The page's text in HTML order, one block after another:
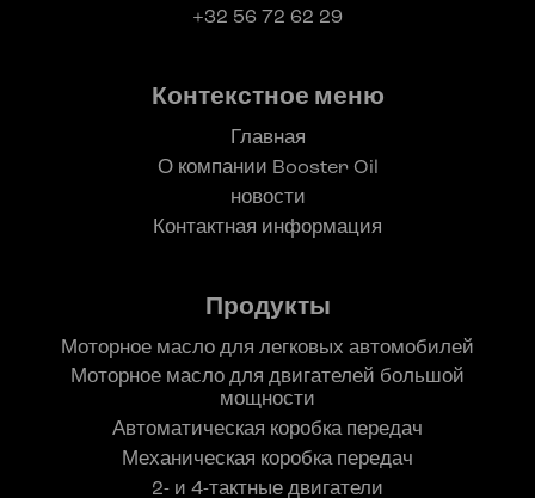
+32 56 72 62 29
Контекстное меню
Главная
О компании Booster Oil
новости
Контактная информация
Продукты
Моторное масло для легковых автомобилей
Моторное масло для двигателей большой
мощности
Автоматическая коробка передач
Механическая коробка передач
2- и 4-тактные двигатели